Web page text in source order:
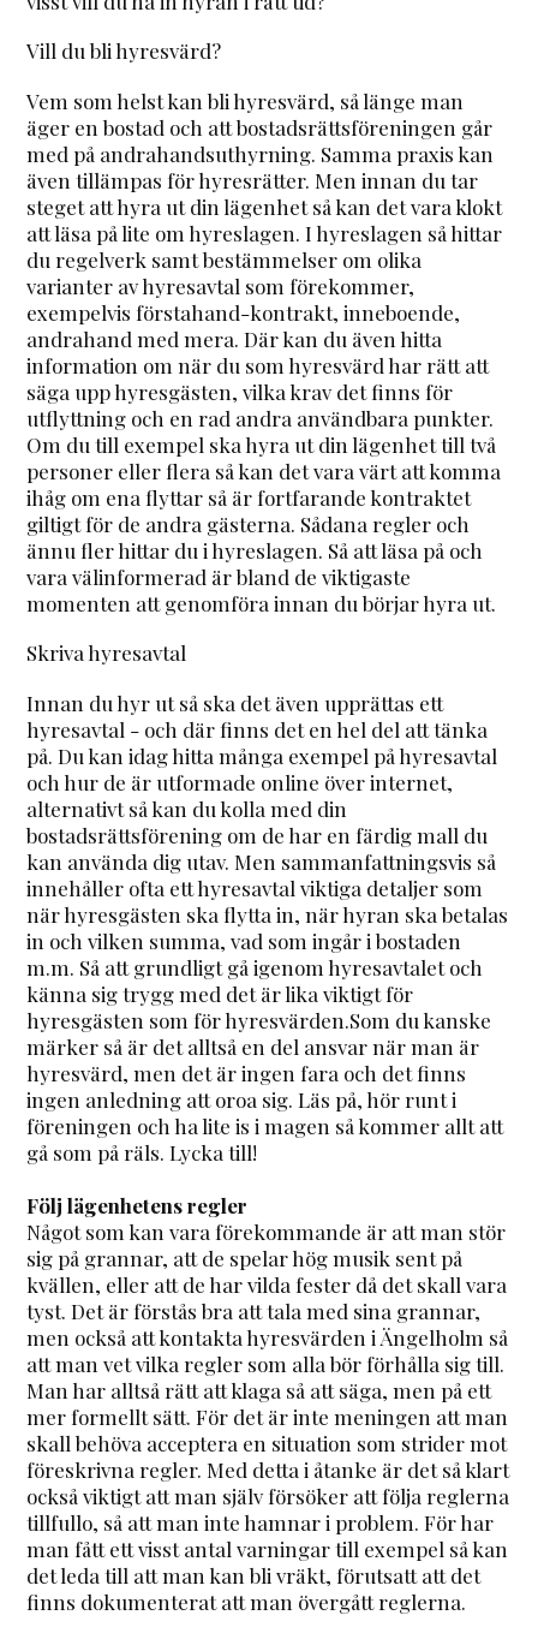
Vill du bli hyresvärd?
Vem som helst kan bli hyresvärd, så länge man
äger en bostad och att bostadsrättsföreningen går
med på andrahandsuthyrning. Samma praxis kan
även tillämpas för hyresrätter. Men innan du tar
steget att hyra ut din lägenhet så kan det vara klokt
att läsa på lite om hyreslagen. I hyreslagen så hittar
du regelverk samt bestämmelser om olika
varianter av hyresavtal som förekommer,
exempelvis förstahand-kontrakt, inneboende,
andrahand med mera. Där kan du även hitta
information om när du som hyresvärd har rätt att
säga upp hyresgästen, vilka krav det finns för
utflyttning och en rad andra användbara punkter.
Om du till exempel ska hyra ut din lägenhet till två
personer eller flera så kan det vara värt att komma
ihåg om ena flyttar så är fortfarande kontraktet
giltigt för de andra gästerna. Sådana regler och
ännu fler hittar du i hyreslagen. Så att läsa på och
vara välinformerad är bland de viktigaste
momenten att genomföra innan du börjar hyra ut.
Skriva hyresavtal
Innan du hyr ut så ska det även upprättas ett
hyresavtal - och där finns det en hel del att tänka
på. Du kan idag hitta många exempel på hyresavtal
och hur de är utformade online över internet,
alternativt så kan du kolla med din
bostadsrättsförening om de har en färdig mall du
kan använda dig utav. Men sammanfattningsvis så
innehåller ofta ett hyresavtal viktiga detaljer som
när hyresgästen ska flytta in, när hyran ska betalas
in och vilken summa, vad som ingår i bostaden
m.m. Så att grundligt gå igenom hyresavtalet och
känna sig trygg med det är lika viktigt för
hyresgästen som för hyresvärden.Som du kanske
märker så är det alltså en del ansvar när man är
hyresvärd, men det är ingen fara och det finns
ingen anledning att oroa sig. Läs på, hör runt i
föreningen och ha lite is i magen så kommer allt att
gå som på räls. Lycka till!
Följ lägenhetens regler
Något som kan vara förekommande är att man stör
sig på grannar, att de spelar hög musik sent på
kvällen, eller att de har vilda fester då det skall vara
tyst. Det är förstås bra att tala med sina grannar,
men också att kontakta hyresvärden i Ängelholm så
att man vet vilka regler som alla bör förhålla sig till.
Man har alltså rätt att klaga så att säga, men på ett
mer formellt sätt. För det är inte meningen att man
skall behöva acceptera en situation som strider mot
föreskrivna regler. Med detta i åtanke är det så klart
också viktigt att man själv försöker att följa reglerna
tillfullo, så att man inte hamnar i problem. För har
man fått ett visst antal varningar till exempel så kan
det leda till att man kan bli vräkt, förutsatt att det
finns dokumenterat att man övergått reglerna.